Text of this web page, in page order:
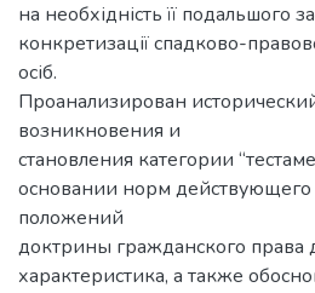
на необхідність її подальшого
конкретизації спадково-
осіб.
Проанализирован
возникновения и
становления категории
основании норм действующего
положений
доктрины гражданского права
характеристика, а также